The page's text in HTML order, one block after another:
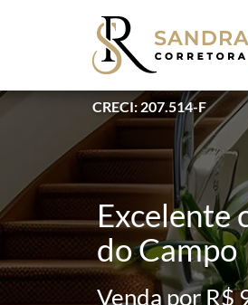
CRECI: 207.514-F
Excelente
do Campo
Venda por R$